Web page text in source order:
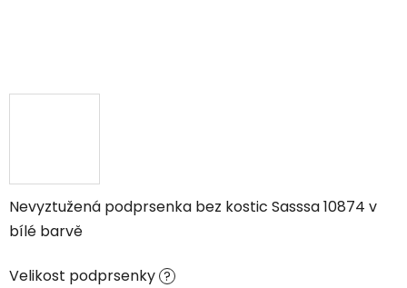
Nevyztužená podprsenka bez kostic Sasssa 10874 v
bílé barvě
Velikost podprsenky ?